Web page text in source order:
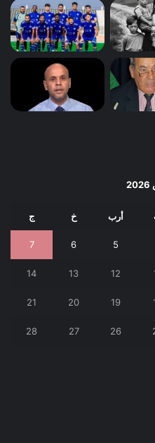
أرب خ ج
5
6
7
12
13
14
19
20
21
26
27
28